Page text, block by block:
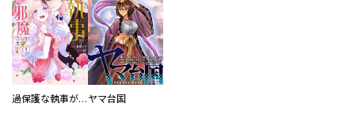
過保護な執事が私の婚活を邪魔してきます！ ヤマ台国